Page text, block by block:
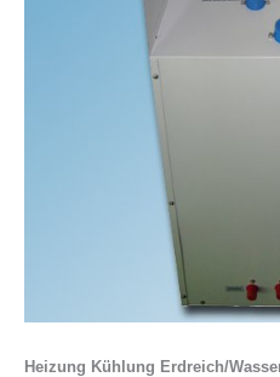
Heizung Kühlung Erdreich/